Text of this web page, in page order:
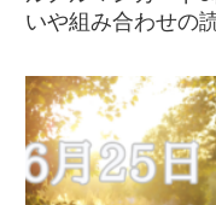
いや組み合わせの